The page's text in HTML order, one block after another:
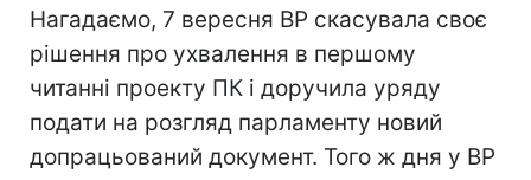
Нагадаємо, 7 вересня ВР скасувала своє
рішення про ухвалення в першому
читанні проекту ПК і доручила уряду
подати на розгляд парламенту новий
допрацьований документ. Того ж дня у ВР